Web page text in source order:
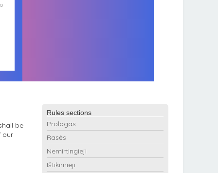
Rules sections
Prologas
Rasės
Nemirtingieji
Ištikimieji
be
our